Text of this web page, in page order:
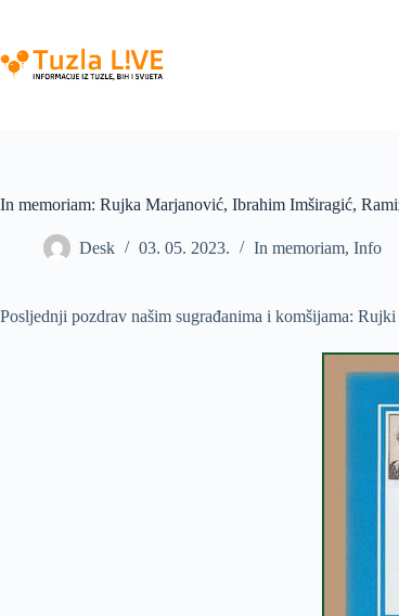
content
In memoriam: Rujka Marjanović, Ibrahim Imširagić,
Desk 03. 05. 2023. In memoriam, Info
Posljednji pozdrav našim sugrađanima i komšijama: